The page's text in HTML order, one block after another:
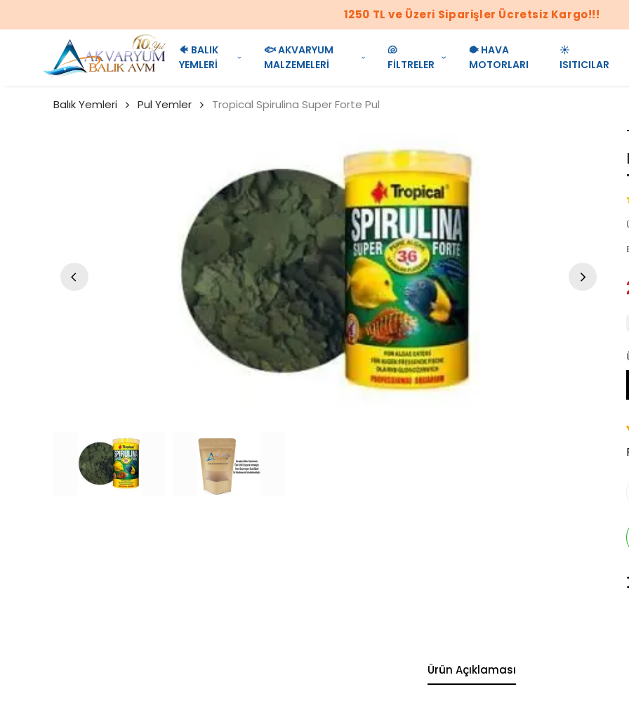
1250 TL ve Üzeri Siparişler Ücretsiz Kargo!!!
🐠 BALIK
YEMLERİ
🐟 AKVARYUM
MALZEMELERİ
🐚
FİLTRELER
🐡 HAVA
MOTORLARI
☀️
ISITICILAR
Balık Yemleri Pul Yemler Tropical Spirulina Super Forte Pul
Ürün Açıklaması